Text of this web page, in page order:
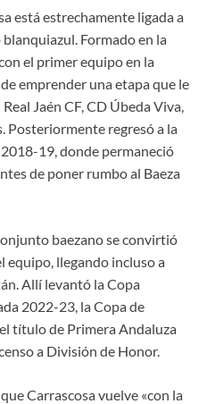
está estrechamente ligada a
Formado en la
el primer equipo en la
emprender una etapa que le
Jaén CF, CD Úbeda Viva,
Posteriormente regresó a la
19, donde permaneció
de poner rumbo al Baeza
baezano se convirtió
equipo, llegando incluso a
Allí levantó la Copa
2022-23, la Copa de
título de Primera Andaluza
a División de Honor.
Carrascosa vuelve «con la